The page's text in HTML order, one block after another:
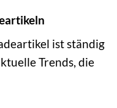
ist ständig
Trends, die